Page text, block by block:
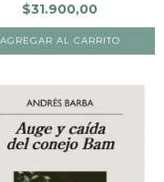
$31.900,00